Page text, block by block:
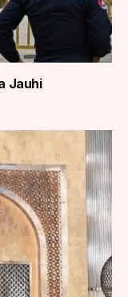
Jauhi